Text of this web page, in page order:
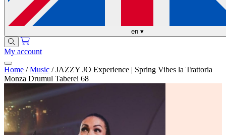
en ▾
My account
Home / Music / JAZZY JO Experience | Spring Vibes la Trattoria
Monza Drumul Taberei 68